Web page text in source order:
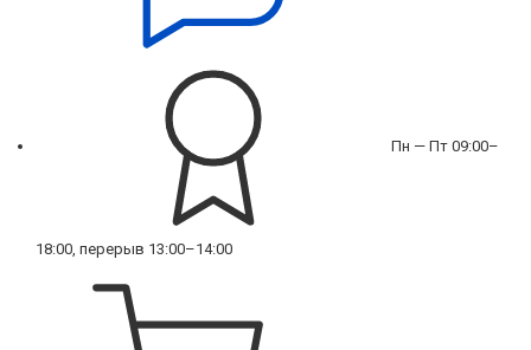
Пн — Пт 09:00–
18:00, перерыв 13:00–14:00